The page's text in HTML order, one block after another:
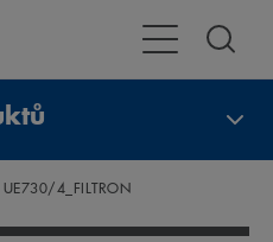
Přepnout
UE730/4_FILTRON